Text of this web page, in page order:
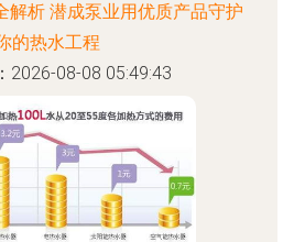
解析 潜成泵业用优质产品守护
的热水工程
2026-08-08 05:49:43